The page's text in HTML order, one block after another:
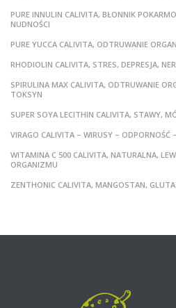
PURE INNULIN CALIVITA, BŁONNIK
NUDNOŚCI
PURE YUCCA CALIVITA, ODTRUWANIE
RHODIOLIN CALIVITA, STRES, DEPRESJA,
SPIRULINA MAX CALIVITA, ODTRUWANIE
TOKSYN
SUPER SOYA LECITHIN CALIVITA, STAWY,
VIRAGO CALIVITA – WIRUSY – ODPORNOŚĆ
WITAMINA C 500 CALIVITA, NATURALNA,
ORGANIZMU
ZENTHONIC CALIVITA, MANGOSTAN,